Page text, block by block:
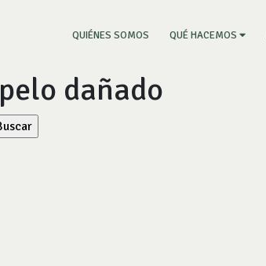
QUIÉNES SOMOS (CURRENT)
QUÉ HACEMOS
pelo dañado